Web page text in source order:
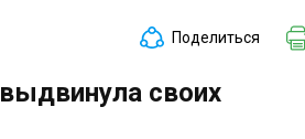
Поделиться
своих